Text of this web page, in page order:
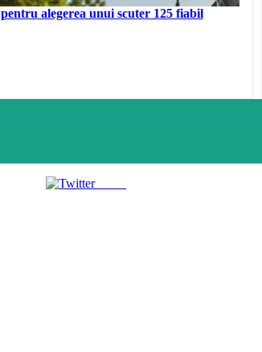
alegerea unui scuter 125 fiabil
Tweet